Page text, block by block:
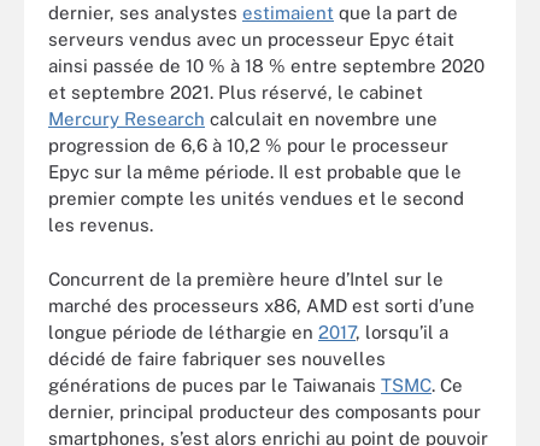
dernier, ses analystes estimaient que la part de
serveurs vendus avec un processeur Epyc était
ainsi passée de 10 % à 18 % entre septembre 2020
et septembre 2021. Plus réservé, le cabinet
Mercury Research calculait en novembre une
progression de 6,6 à 10,2 % pour le processeur
Epyc sur la même période. Il est probable que le
premier compte les unités vendues et le second
les revenus.
Concurrent de la première heure d’Intel sur le
marché des processeurs x86, AMD est sorti d’une
longue période de léthargie en 2017, lorsqu’il a
décidé de faire fabriquer ses nouvelles
générations de puces par le Taiwanais TSMC. Ce
dernier, principal producteur des composants pour
smartphones, s’est alors enrichi au point de pouvoir